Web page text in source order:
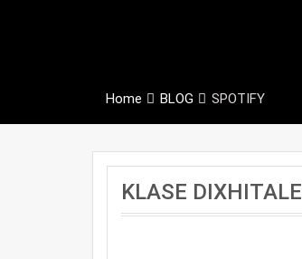
Home BLOG SPOTIFY
KLASE DIXHITALE